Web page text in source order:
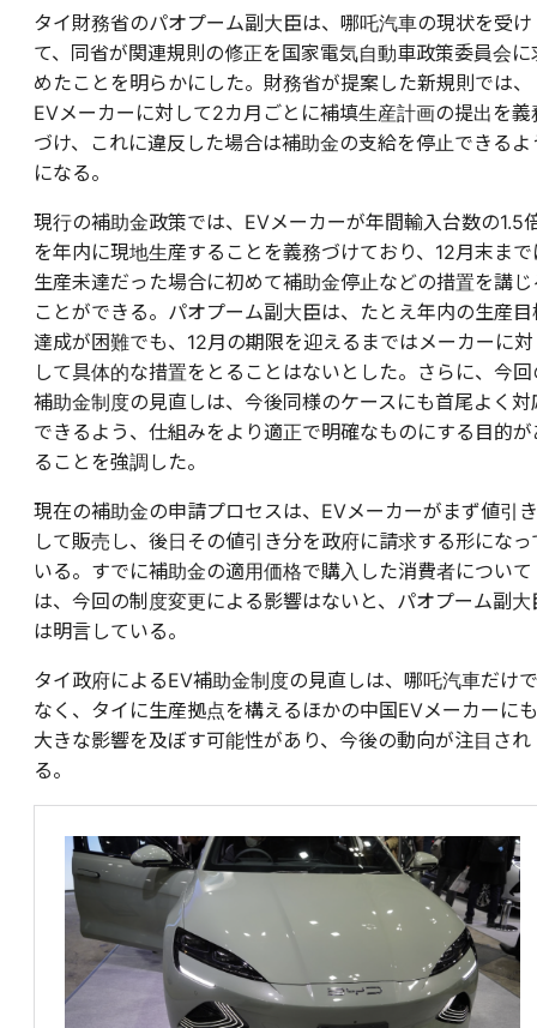
タイ財務省のパオプーム副大臣は、哪吒汽車の現状を受け
て、同省が関連規則の修正を国家電気自動車政策委員会に
めたことを明らかにした。財務省が提案した新規則では、
EVメーカーに対して2カ月ごとに補填生産計画の提出を義
づけ、これに違反した場合は補助金の支給を停止できるよ
になる。
現行の補助金政策では、EVメーカーが年間輸入台数の1.5
を年内に現地生産することを義務づけており、12月末まで
生産未達だった場合に初めて補助金停止などの措置を講じ
ことができる。パオプーム副大臣は、たとえ年内の生産目
達成が困難でも、12月の期限を迎えるまではメーカーに対
して具体的な措置をとることはないとした。さらに、今回
補助金制度の見直しは、今後同様のケースにも首尾よく対
できるよう、仕組みをより適正で明確なものにする目的が
ることを強調した。
現在の補助金の申請プロセスは、EVメーカーがまず値引き
して販売し、後日その値引き分を政府に請求する形になっ
いる。すでに補助金の適用価格で購入した消費者について
は、今回の制度変更による影響はないと、パオプーム副大
は明言している。
タイ政府によるEV補助金制度の見直しは、哪吒汽車だけで
なく、タイに生産拠点を構えるほかの中国EVメーカーにも
大きな影響を及ぼす可能性があり、今後の動向が注目され
る。